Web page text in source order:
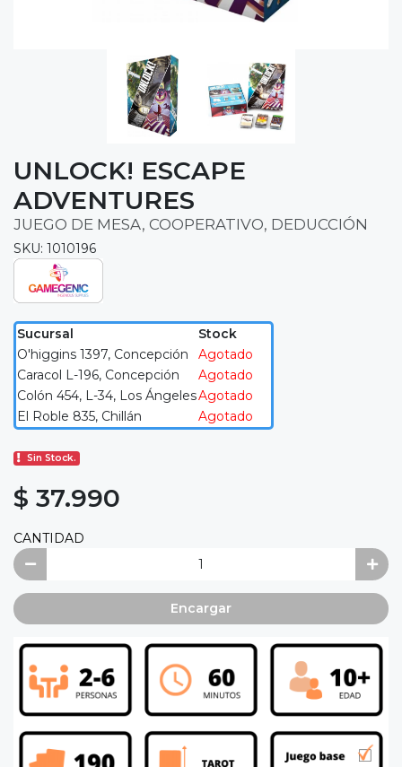
UNLOCK! ESCAPE
ADVENTURES
JUEGO DE MESA, COOPERATIVO, DEDUCCIÓN
SKU: 1010196
Sucursal
Stock
O'higgins 1397, Concepción
Agotado
Caracol L-196, Concepción
Agotado
Colón 454, L-34, Los ÁngelesAgotado
El Roble 835, Chillán
Agotado
Sin Stock.
$ 37.990
CANTIDAD
Encargar